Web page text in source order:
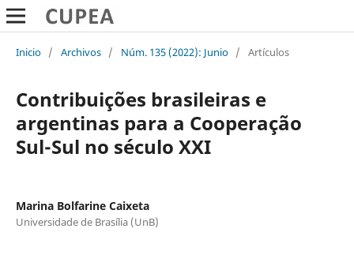
Inicio / Archivos / Núm. 135 (2022): Junio / Artículos
Contribuições brasileiras e
argentinas para a Cooperação
Sul-Sul no século XXI
Marina Bolfarine Caixeta
Universidade de Brasília (UnB)